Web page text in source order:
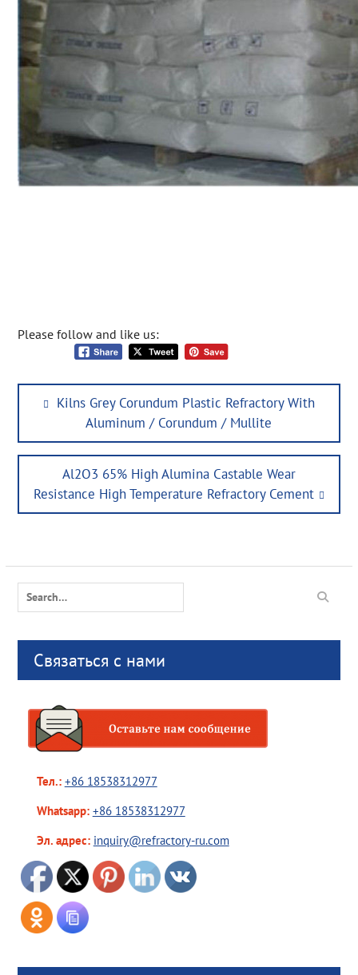
Please follow and like us:
Post
navigation
Previous
Kilns Grey Corundum Plastic Refractory With
Aluminum / Corundum / Mullite
Next
post:
Al2O3 65% High Alumina Castable Wear
Resistance High Temperature Refractory Cement
Search
for:
Связаться с нами
Тел.: +86 18538312977
Whatsapp: +86 18538312977
Эл. адрес: inquiry@refractory-ru.com